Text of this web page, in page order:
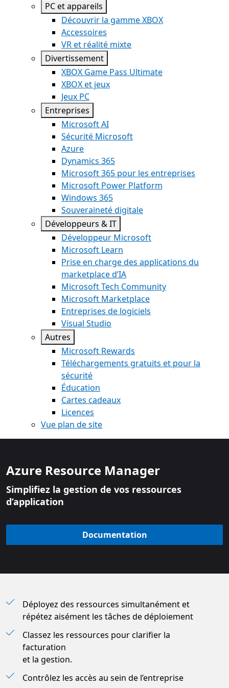
PC et appareils
Découvrir la gamme XBOX
Accessoires
VR et réalité mixte
Divertissement
XBOX Game Pass Ultimate
XBOX et jeux
Jeux PC
Entreprises
Microsoft AI
Sécurité Microsoft
Azure
Dynamics 365
Microsoft 365 pour les entreprises
Microsoft Power Platform
Windows 365
Souveraineté digitale
Développeurs & IT
Développeur Microsoft
Microsoft Learn
Prise en charge des applications du
marketplace d’IA
Microsoft Tech Community
Microsoft Marketplace
Entreprises de logiciels
Visual Studio
Autres
Microsoft Rewards
Téléchargements gratuits et pour la
sécurité
Éducation
Cartes cadeaux
Licences
Vue plan de site
Azure Resource Manager
Simplifiez la gestion de vos ressources
d’application
Documentation
Déployez des ressources simultanément et
répétez aisément les tâches de déploiement
Classez les ressources pour clarifier la
facturation
et la gestion.
Contrôlez les accès au sein de l’entreprise